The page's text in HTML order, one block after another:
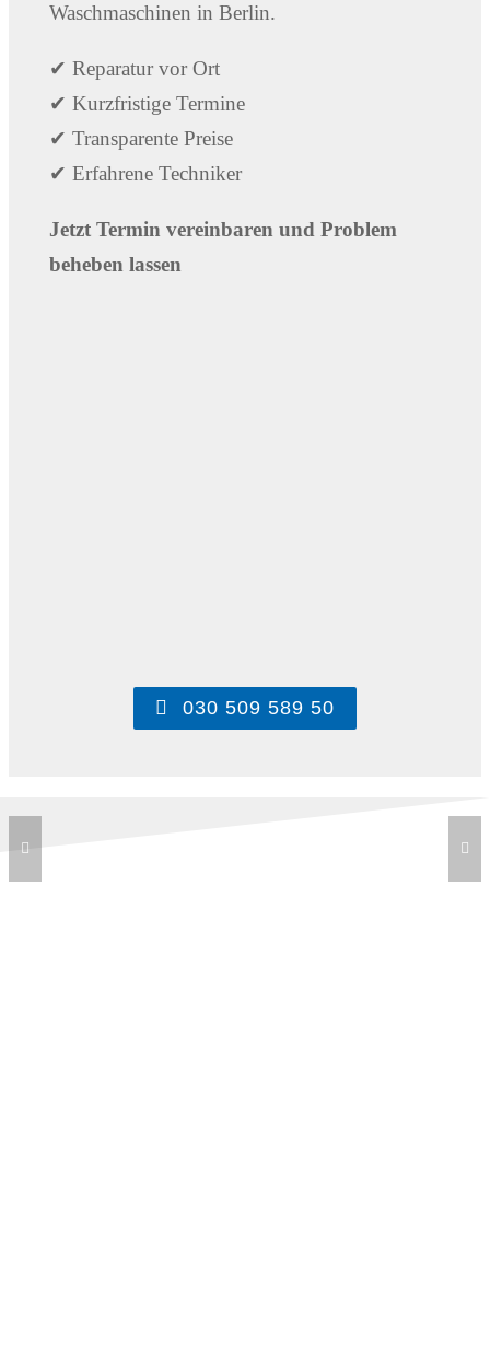
Waschmaschinen in Berlin.
✔ Reparatur vor Ort
✔ Kurzfristige Termine
✔ Transparente Preise
✔ Erfahrene Techniker
Jetzt Termin vereinbaren und Problem
beheben lassen
030 509 589 50